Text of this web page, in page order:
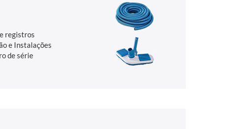
registros
e Instalações
de série